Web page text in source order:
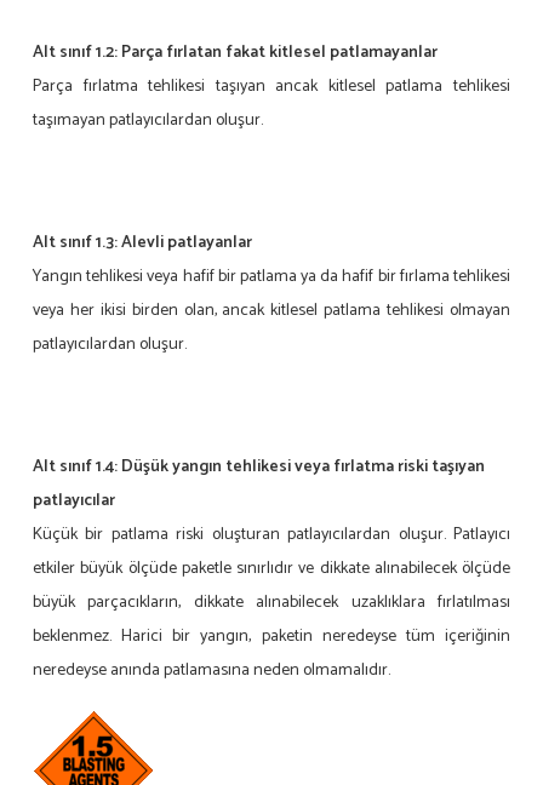
Alt sınıf 1.2: Parça fırlatan fakat kitlesel patlamayanlar
Parça fırlatma tehlikesi taşıyan ancak kitlesel patlama tehlikesi
taşımayan patlayıcılardan oluşur.
Alt sınıf 1.3: Alevli patlayanlar
Yangın tehlikesi veya hafif bir patlama ya da hafif bir fırlama tehlikesi
veya her ikisi birden olan, ancak kitlesel patlama tehlikesi olmayan
patlayıcılardan oluşur.
Alt sınıf 1.4:Düşük yangın tehlikesi veya fırlatma riski taşıyan
patlayıcılar
Küçük bir patlama riski oluşturan patlayıcılardan oluşur. Patlayıcı
etkiler büyük ölçüde paketle sınırlıdır ve dikkate alınabilecek ölçüde
büyük parçacıkların, dikkate alınabilecek uzaklıklara fırlatılması
beklenmez. Harici bir yangın, paketin neredeyse tüm içeriğinin
neredeyse anında patlamasına neden olmamalıdır.